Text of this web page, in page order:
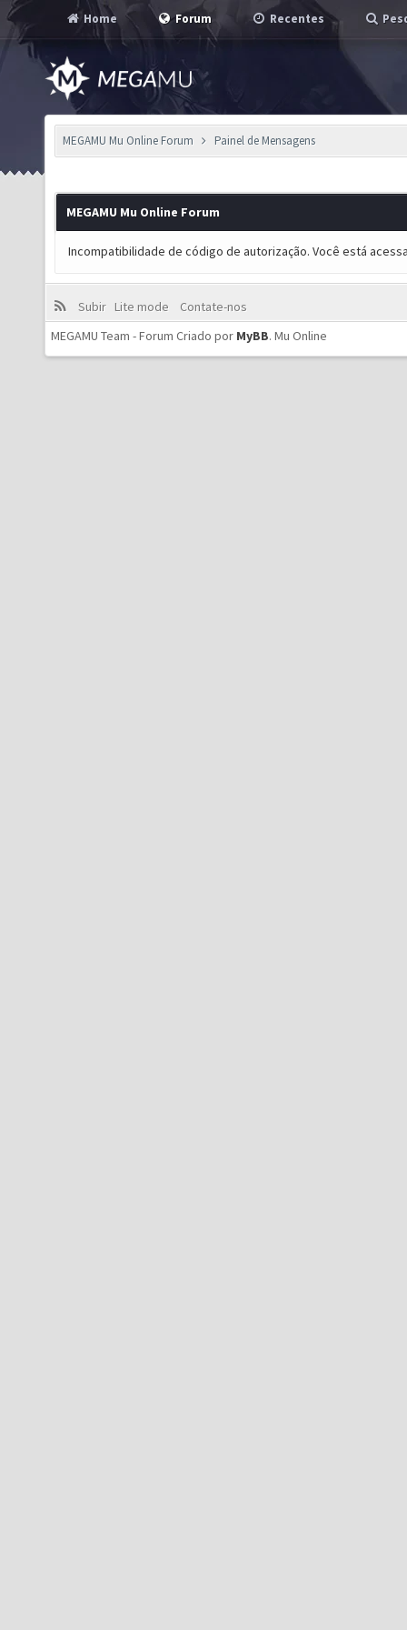
Home Forum Recentes
MEGAMU Mu Online Forum Painel de Mensagens
MEGAMU Mu Online Forum
Incompatibilidade de código de autorização. Você está
Subir Lite mode
Contate-nos
MEGAMU Team - Forum Criado por MyBB. Mu Online